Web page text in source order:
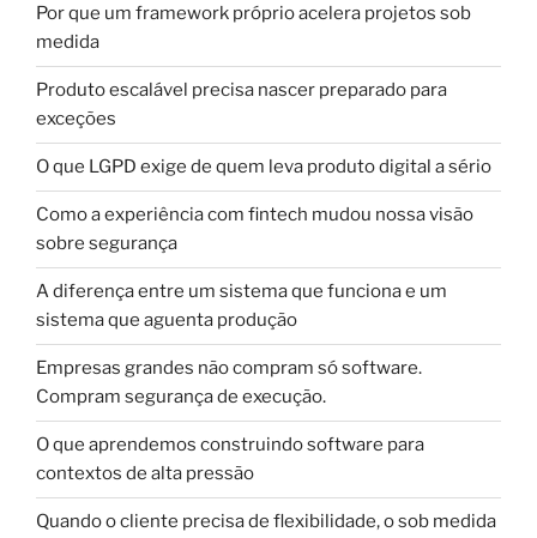
Por que um framework próprio acelera projetos sob
medida
Produto escalável precisa nascer preparado para
exceções
O que LGPD exige de quem leva produto digital a sério
Como a experiência com fintech mudou nossa visão
sobre segurança
A diferença entre um sistema que funciona e um
sistema que aguenta produção
Empresas grandes não compram só software.
Compram segurança de execução.
O que aprendemos construindo software para
contextos de alta pressão
Quando o cliente precisa de flexibilidade, o sob medida